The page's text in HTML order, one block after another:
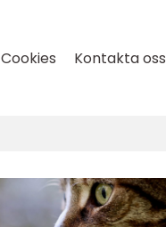
Cookies Kontakta oss